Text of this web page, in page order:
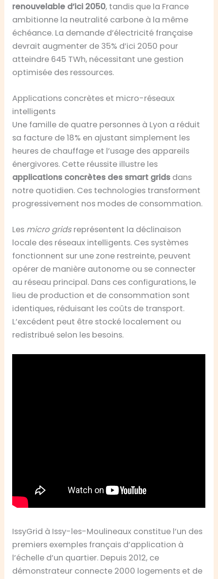
renouvelable d’ici 2050, tandis que la France
ambitionne la neutralité carbone à la même
échéance. La demande d’électricité française
devrait augmenter de 35% d’ici 2050 pour
atteindre 645 TWh, nécessitant une gestion
optimisée des ressources.
Applications concrètes et micro-réseaux
intelligents
Une famille de quatre personnes à Lyon a réduit
sa facture de 18% en ajustant simplement les
heures de chauffage et l’usage des appareils
énergivores. Cette réussite illustre les
applications concrètes des smart grids dans
notre quotidien. Ces technologies transforment
progressivement nos modes de consommation.
Les micro grids représentent la déclinaison
locale des réseaux intelligents. Ces systèmes
fonctionnent sur une zone restreinte, peuvent
opérer de manière autonome ou se connecter
au réseau principal. Dans ces configurations, le
lieu de production et de consommation sont
identiques, réduisant les coûts de transport.
L’excédent peut être stocké localement ou
redistribué selon les besoins.
IssyGrid à Issy-les-Moulineaux constitue l’un des
premiers exemples français d’application à
l’échelle d’un quartier. Depuis 2012, ce
démonstrateur connecte 2000 logements et de